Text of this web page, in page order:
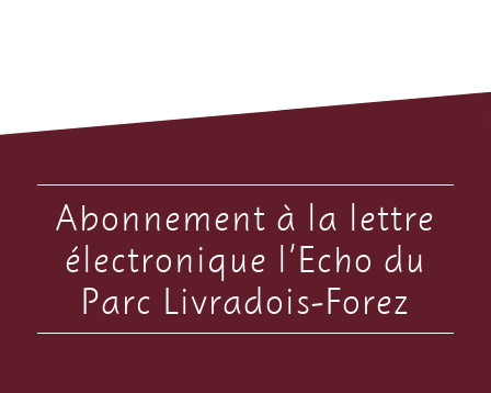
Abonnement à la lettre
électronique l’Echo du
Parc Livradois-Forez